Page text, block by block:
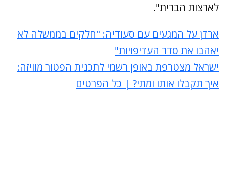
לארצות הברית".
ארדן על המגעים עם סעודיה: "חלקים בממשלה לא
יאהבו את סדר העדיפויות"
ישראל מצטרפת באופן רשמי לתכנית הפטור מוויזה:
איך תקבלו אותו ומתי? | כל הפרטים